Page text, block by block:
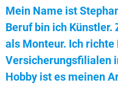
Mein Name ist
Beruf bin ich
als Monteur. Ich richte
Versicherungsfilialen
Hobby ist es meinen